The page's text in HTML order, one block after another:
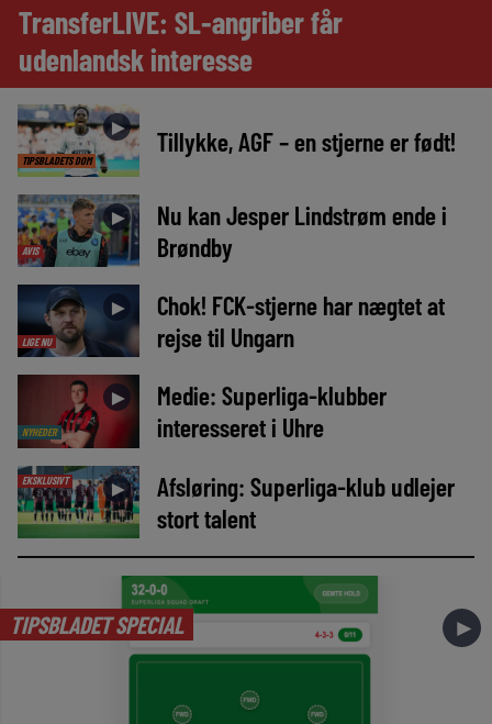
TransferLIVE: SL-angriber får
udenlandsk interesse
TIPSBLADETS DOM
► Tillykke, AGF – en stjerne er født!
AVIS
►
Nu kan Jesper Lindstrøm ende i
Brøndby
LIGE NU
►
Chok! FCK-stjerne har nægtet at
rejse til Ungarn
NYHEDER
►
Medie: Superliga-klubber
interesseret i Uhre
EKSKLUSIVT ►
Afsløring: Superliga-klub udlejer
stort talent
TIPSBLADET SPECIAL ►